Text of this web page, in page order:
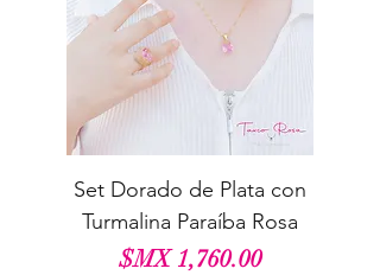
Set Dorado de Plata con
Turmalina Paraíba Rosa
السعر‏1,760.00 MX$